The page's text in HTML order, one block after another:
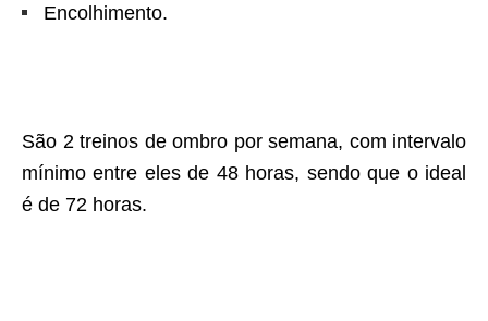
Encolhimento.
São 2 treinos de ombro por semana, com intervalo
mínimo entre eles de 48 horas, sendo que o ideal
é de 72 horas.